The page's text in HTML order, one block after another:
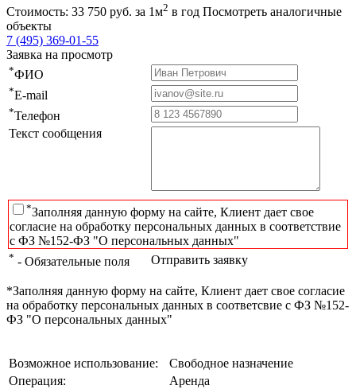
Стоимость: 33 750 руб. за 1м2 в год Посмотреть аналогичные
объекты
7 (495) 369-01-55
Заявка на просмотр
*ФИО
*E-mail
*Телефон
Текст сообщения
*Заполняя данную форму на сайте, Клиент дает свое
согласие на обработку персональных данных в соответствие
с ФЗ №152-ФЗ "О персональных данных"
* - Обязательные поля Отправить заявку
*Заполняя данную форму на сайте, Клиент дает свое согласие
на обработку персональных данных в соответсвие с ФЗ №152-
ФЗ "О персональных данных"
Возможное использование:
Свободное назначение
Операция:
Аренда